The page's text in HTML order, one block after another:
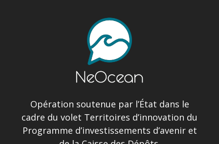
Opération soutenue par l’État dans le
cadre du volet Territoires d’innovation du
Programme d’investissements d’avenir et